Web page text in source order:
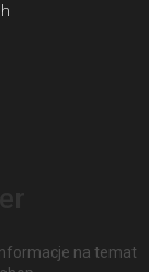
na temat